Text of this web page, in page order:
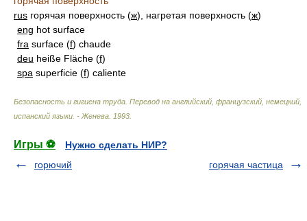
rus горячая поверхность (ж), нагретая поверхность (ж)
eng hot surface
fra surface (f) chaude
deu heiße Fläche (f)
spa superficie (f) caliente
Безопасность и гигиена труда. Перевод на английский, французский, немецкий,
испанский языки. - Женева 1993
Игры ⚽
Нужно сделать НИР?
горючий
горячая частица